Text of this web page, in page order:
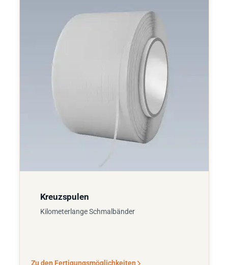
Kreuzspulen
Kilometerlange Schmalbänder
Zu den Fertigungsmöglichkeiten